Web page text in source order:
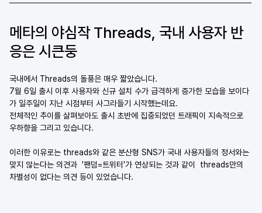
메타의 야심작 Threads, 국내 사용자 반
응은 시큰둥
국내에서 Threads의 돌풍은 매우 짧았습니다.
7월 6일 출시 이후 사용자와 신규 설치 수가 급격하게 증가한 모습을 보이다
가 일주일이 지난 시점부터 사그라들기 시작했는데요.
전체적인 추이를 살펴보아도 출시 초반에 집중되었던 트래픽이 지속적으로
우하향을 그리고 있습니다.
이러한 이유로는 threads와 같은 분산형 SNS가 국내 사용자들의 정서와는
맞지 않는다는 의견과  '팬덤=트위터'가 연상되는 것과 같이  threads만의
차별성이 없다는 의견 등이 있었습니다.